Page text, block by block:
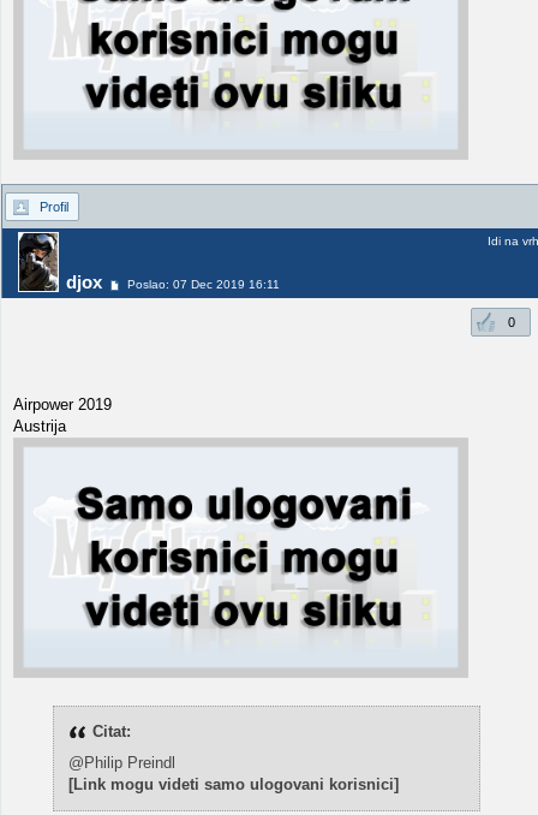
Profil
djox Poslao: 07 Dec 2019 16:11
Idi na vrh
0
Airpower 2019
Austrija
Citat:
@Philip Preindl
[Link mogu videti samo ulogovani korisnici]